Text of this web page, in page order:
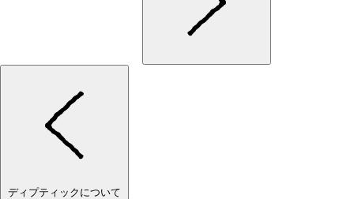
ディプティックについて